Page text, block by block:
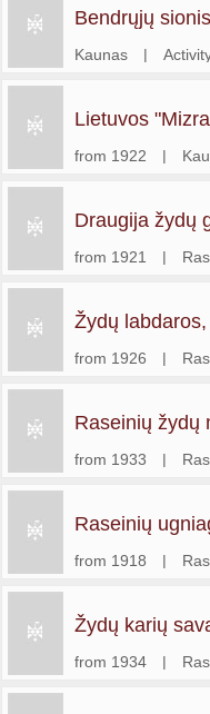
Bendrųjų
organizacija
Kaunas |
Lietuvos
from 1922 |
Draugija žydų
from 1921 |
Žydų
Raseinių
from 1926 |
Raseinių žydų
ligoniams šelpti
from 1933 |
Raseinių
from 1918 |
Žydų karių
sąjungos
from 1934 |